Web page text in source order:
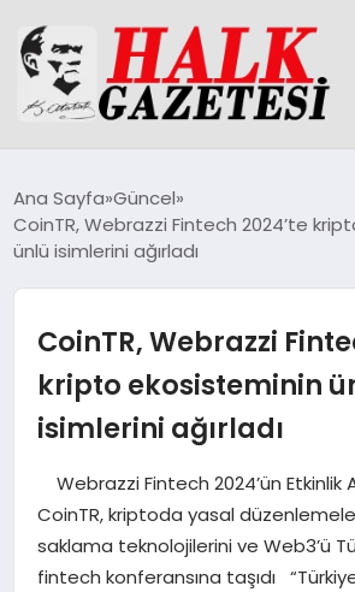
DÜNYA
MAGAZIN
SAĞLIK
SIYASET
Ana Sayfa Güncel
CoinTR, Webrazzi Fintech 2024’te
ünlü isimlerini ağırladı
CoinTR, Webrazzi
kripto ekosisteminin
isimlerini ağırladı
Webrazzi Fintech 2024’ün Etkinlik
CoinTR, kriptoda yasal
saklama teknolojilerini ve Web3’ü
fintech konferansına taşıdı